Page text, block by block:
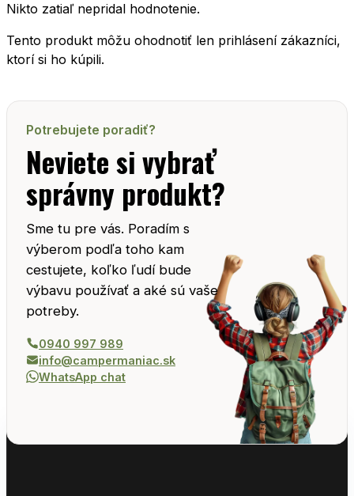
Nikto zatiaľ nepridal hodnotenie.
Tento produkt môžu ohodnotiť len prihlásení zákazníci,
ktorí si ho kúpili.
Potrebujete poradiť?
Neviete si vybrať
správny produkt?
Sme tu pre vás. Poradím s
výberom podľa toho kam
cestujete, koľko ľudí bude
výbavu používať a aké sú vaše
potreby.
0940 997 989
info@campermaniac.sk
WhatsApp chat